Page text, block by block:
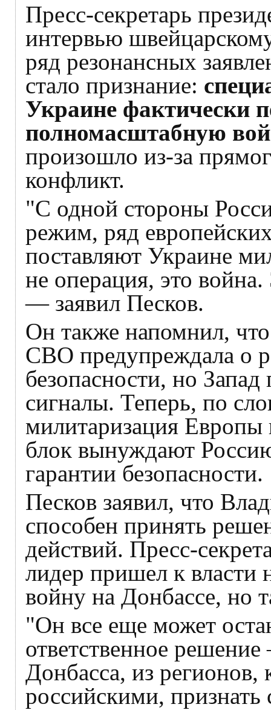
Пресс-секретарь
интервью
ряд резонансных
стало признание:
Украине фактически
полномасштабную
произошло из-за
конфликт.
"С одной стороны
режим, ряд
поставляют Украине
не операция, это
— заявил Песков.
Он также напомнил, что
СВО предупреждала о
безопасности, но
сигналы. Теперь, по
милитаризация
блок вынуждают
гарантии безопасности.
Песков заявил, что
способен принять
действий. Пресс-
лидер пришел к власти
войну на Донбассе, но
"Он все еще может
ответственное
Донбасса, из регионов,
российскими,